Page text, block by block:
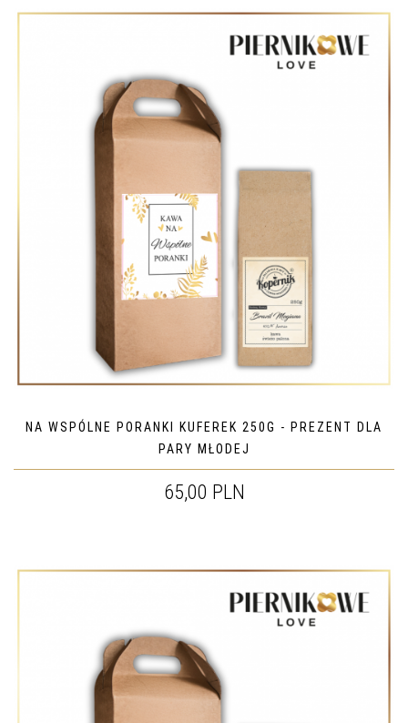
NA WSPÓLNE PORANKI KUFEREK 250G - PREZENT DLA
PARY MŁODEJ
65,00 PLN